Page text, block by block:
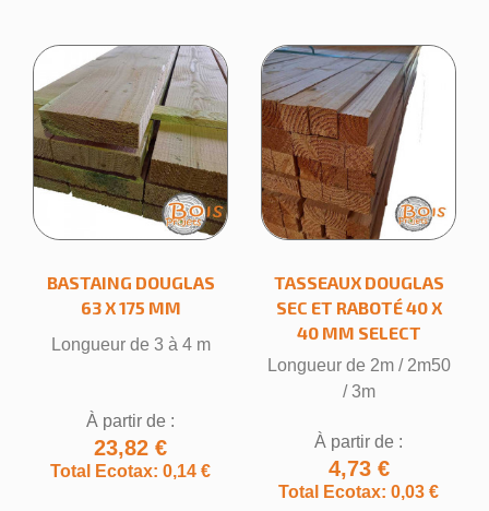
BASTAING DOUGLAS
63 X 175 MM
Longueur de 3 à 4 m
À partir de :
23,82 €
Total Ecotax: 0,14 €
TASSEAUX DOUGLAS
SEC ET RABOTÉ 40 X
40 MM SELECT
Longueur de 2m / 2m50
/ 3m
À partir de :
4,73 €
Total Ecotax: 0,03 €